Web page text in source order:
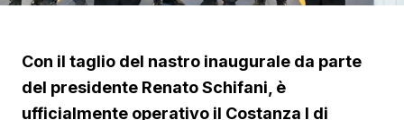
Con il taglio del nastro inaugurale da parte
del presidente Renato Schifani, è
ufficialmente operativo il Costanza I di